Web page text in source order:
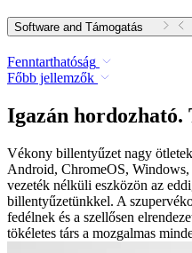
Software and Támogatás
Fenntarthatóság
Főbb jellemzők
Igazán hordozható.
Vékony billentyűzet nagy
Android, ChromeOS, Windows,
vezeték nélküli eszközön az
billentyűzetünkkel. A
fedélnek és a szellősen
tökéletes társ a mozgalmas